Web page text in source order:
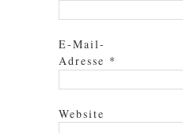
E-Mail-
Adresse *
Website